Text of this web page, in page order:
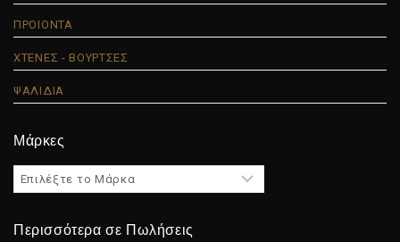
ΠΡΟΙΟΝΤΑ
ΧΤΕΝΕΣ - ΒΟΥΡΤΣΕΣ
ΨΑΛΙΔΙΑ
Μάρκες
Περισσότερα σε Πωλήσεις